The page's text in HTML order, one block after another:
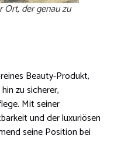
der genau zu
Beauty-Produkt,
zu sicherer,
Mit seiner
und der luxuriösen
seine Position bei